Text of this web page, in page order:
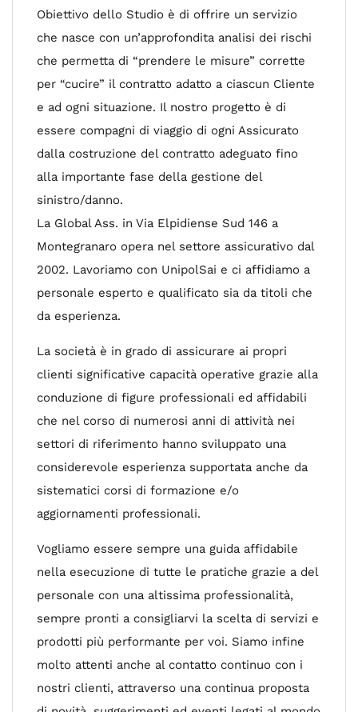
Obiettivo dello Studio è di offrire un servizio
che nasce con un’approfondita analisi dei rischi
che permetta di “prendere le misure” corrette
per “cucire” il contratto adatto a ciascun Cliente
e ad ogni situazione. Il nostro progetto è di
essere compagni di viaggio di ogni Assicurato
dalla costruzione del contratto adeguato fino
alla importante fase della gestione del
sinistro/danno.
La Global Ass. in Via Elpidiense Sud 146 a
Montegranaro opera nel settore assicurativo dal
2002. Lavoriamo con UnipolSai e ci affidiamo a
personale esperto e qualificato sia da titoli che
da esperienza.
La società è in grado di assicurare ai propri
clienti significative capacità operative grazie alla
conduzione di figure professionali ed affidabili
che nel corso di numerosi anni di attività nei
settori di riferimento hanno sviluppato una
considerevole esperienza supportata anche da
sistematici corsi di formazione e/o
aggiornamenti professionali.
Vogliamo essere sempre una guida affidabile
nella esecuzione di tutte le pratiche grazie a del
personale con una altissima professionalità,
sempre pronti a consigliarvi la scelta di servizi e
prodotti più performante per voi. Siamo infine
molto attenti anche al contatto continuo con i
nostri clienti, attraverso una continua proposta